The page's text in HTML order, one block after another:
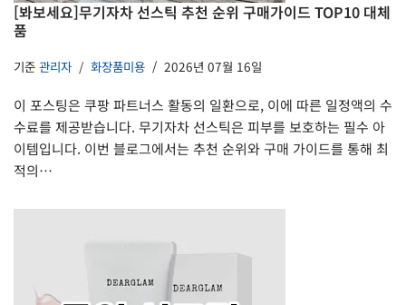
[봐보세요]무기자차 선스틱 추천 순위 구매가이드 TOP10 대체
품
기준 관리자 화장품미용 2026년 07월 16일
이 포스팅은 쿠팡 파트너스 활동의 일환으로, 이에 따른 일정액의 수
수료를 제공받습니다. 무기자차 선스틱은 피부를 보호하는 필수 아
이템입니다. 이번 블로그에서는 추천 순위와 구매 가이드를 통해 최
적의…